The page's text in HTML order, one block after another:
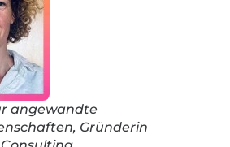
angewandte
Gründerin